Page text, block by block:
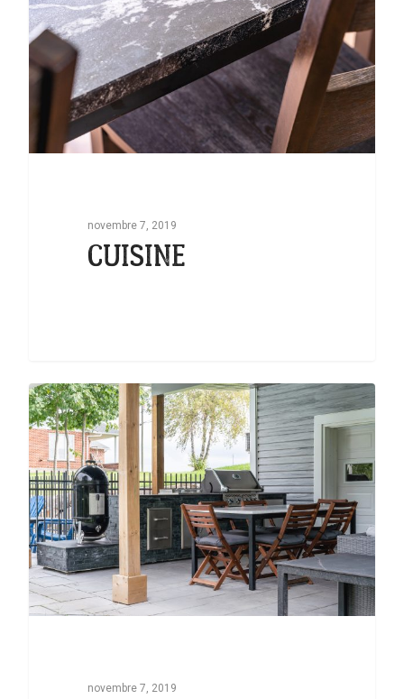
novembre 7, 2019
CUISINE
novembre 7, 2019
0